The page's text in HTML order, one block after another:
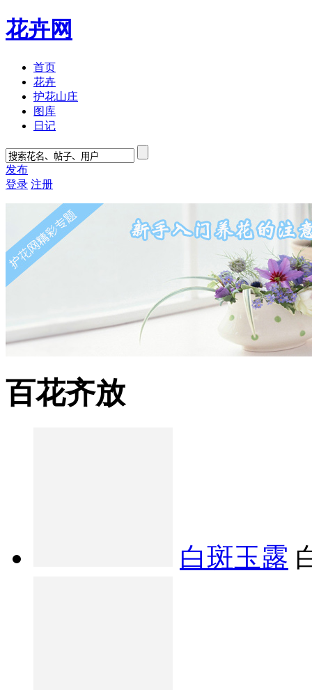
花卉网
首页
花卉
护花山庄
图库
日记
发布
登录 注册
百花齐放
白斑玉露